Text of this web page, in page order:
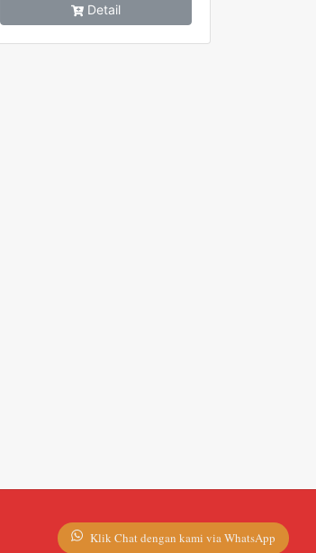
Detail
Klik Chat dengan kami via WhatsApp